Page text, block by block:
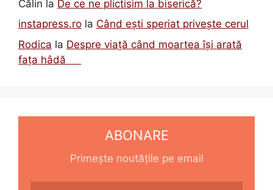
Călin la De ce ne plictisim la biserică?
instapress.ro la Când ești speriat privește cerul
Rodica la Despre viață când moartea își arată
fața hâdă
ABONARE
Primește noutățile pe email